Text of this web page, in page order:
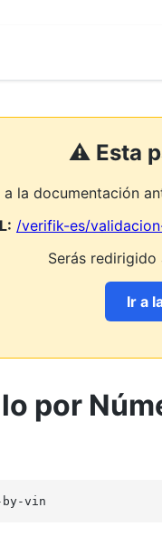
⚠️ Esta
a la documentación
/verifik-es/
Serás
Ir a
por
vin